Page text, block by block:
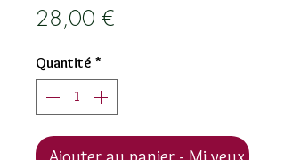
28,00 €
Quantité *